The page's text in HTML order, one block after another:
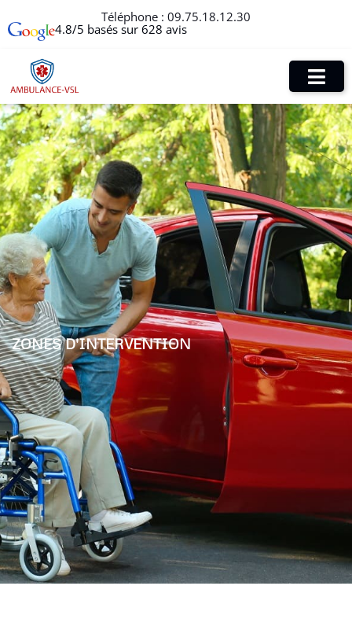
Téléphone : 09.75.18.12.30
4.8/5 basés sur 628 avis
ZONES D'INTERVENTION